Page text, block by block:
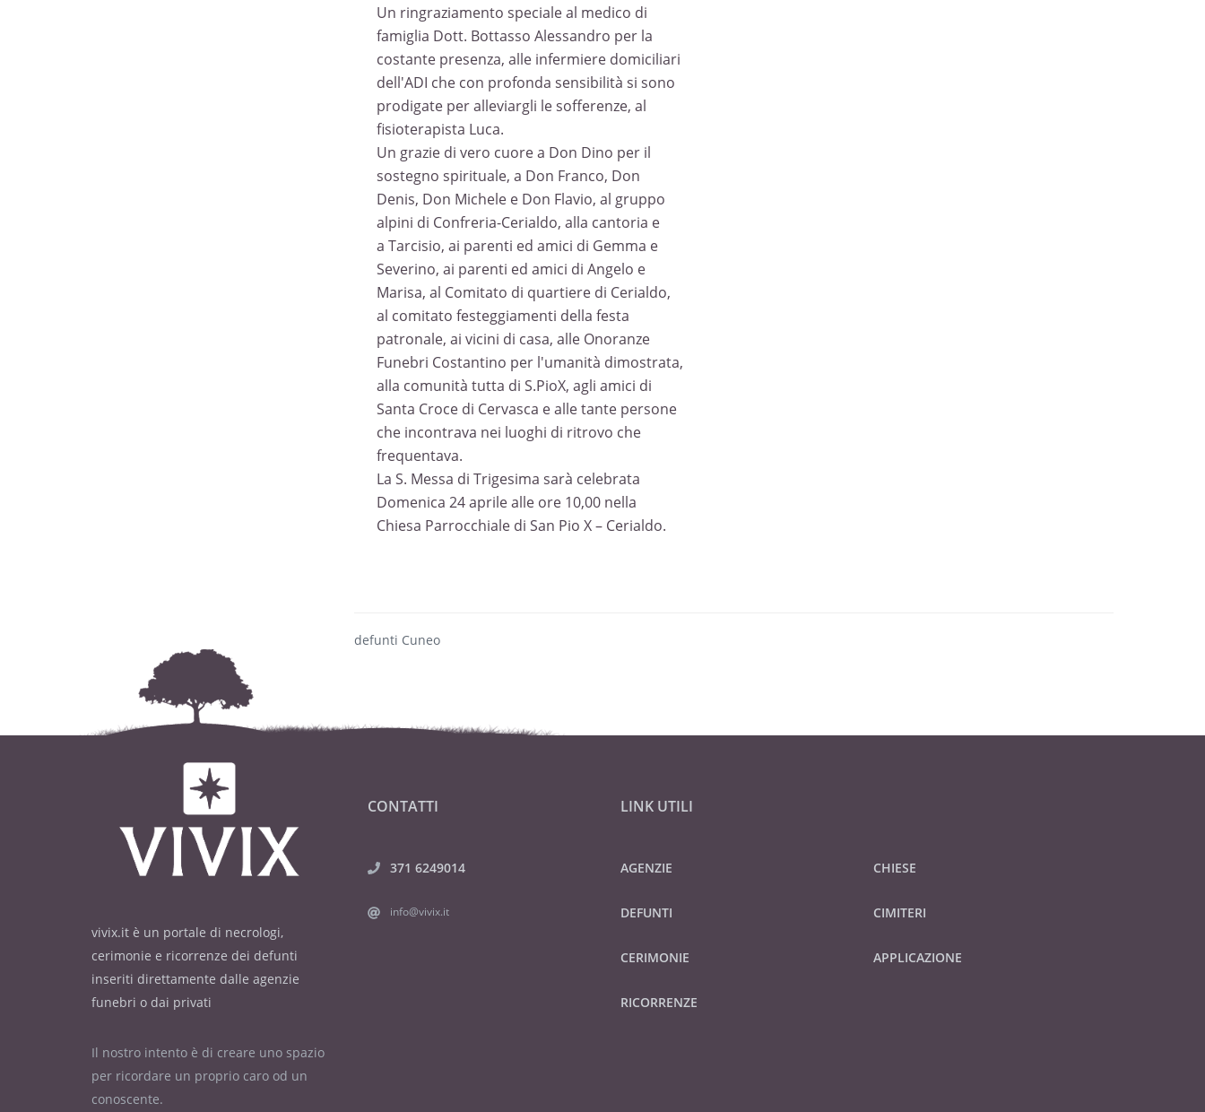
Un ringraziamento speciale al medico di
famiglia Dott. Bottasso Alessandro per la
costante presenza, alle infermiere domiciliari
dell'ADI che con profonda sensibilità si sono
prodigate per alleviargli le sofferenze, al
fisioterapista Luca.
Un grazie di vero cuore a Don Dino per il
sostegno spirituale, a Don Franco, Don
Denis, Don Michele e Don Flavio, al gruppo
alpini di Confreria-Cerialdo, alla cantoria e
a Tarcisio, ai parenti ed amici di Gemma e
Severino, ai parenti ed amici di Angelo e
Marisa, al Comitato di quartiere di Cerialdo,
al comitato festeggiamenti della festa
patronale, ai vicini di casa, alle Onoranze
Funebri Costantino per l'umanità dimostrata,
alla comunità tutta di S.PioX, agli amici di
Santa Croce di Cervasca e alle tante persone
che incontrava nei luoghi di ritrovo che
frequentava.
La S. Messa di Trigesima sarà celebrata
Domenica 24 aprile alle ore 10,00 nella
Chiesa Parrocchiale di San Pio X – Cerialdo.
defunti Cuneo
vivix.it è un portale di necrologi,
cerimonie e ricorrenze dei defunti
inseriti direttamente dalle agenzie
funebri o dai privati
Il nostro intento è di creare uno spazio
per ricordare un proprio caro od un
conoscente.
CONTATTI
371 6249014
info@vivix.it
LINK UTILI
AGENZIE
DEFUNTI
CERIMONIE
RICORRENZE
CHIESE
CIMITERI
APPLICAZIONE